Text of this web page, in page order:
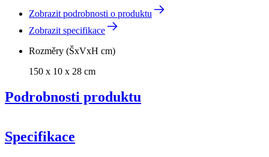
Zobrazit podrobnosti o produktu
Zobrazit specifikace
Rozměry (ŠxVxH cm)
150 x 10 x 28 cm
Podrobnosti produktu
Specifikace